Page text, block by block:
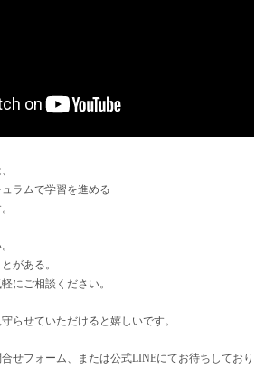
ラムで学習を進める
がある。
にご相談ください。
らせていただけると嬉しいです。
せフォーム、または公式LINEにてお待ちしており